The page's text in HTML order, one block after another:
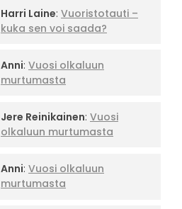
Harri Laine: Vuoristotauti –
kuka sen voi saada?
Anni: Vuosi olkaluun
murtumasta
Jere Reinikainen: Vuosi
olkaluun murtumasta
Anni: Vuosi olkaluun
murtumasta